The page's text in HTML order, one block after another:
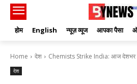
होम English न्यूज़ व्यूज आपका पैसा
Home देश Chemists Strike India: आज देशभर
देश